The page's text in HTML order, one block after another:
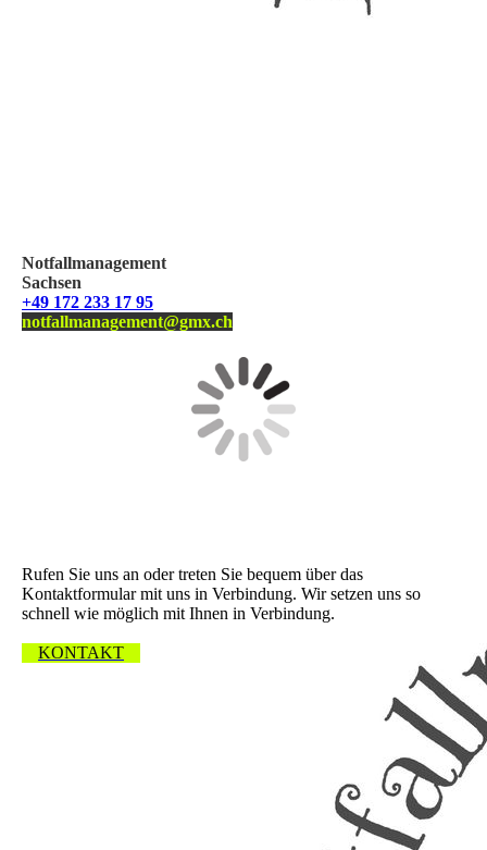
Notfallmanagement
Sachsen
+49 172 233 17 95
notfallmanagement@gmx.ch
Rufen Sie uns an oder treten Sie bequem über das
Kontaktformular mit uns in Verbindung. Wir setzen uns so
schnell wie möglich mit Ihnen in Verbindung.
KONTAKT